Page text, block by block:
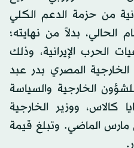
من حزمة الدعم الكلي
بدلاً من نهايته؛
الحرب الإيرانية، وذلك
الخارجية المصري بدر عبد
الخارجية والسياسة
كالاس، ووزير الخارجية
مارس الماضي. وتبلغ قيمة